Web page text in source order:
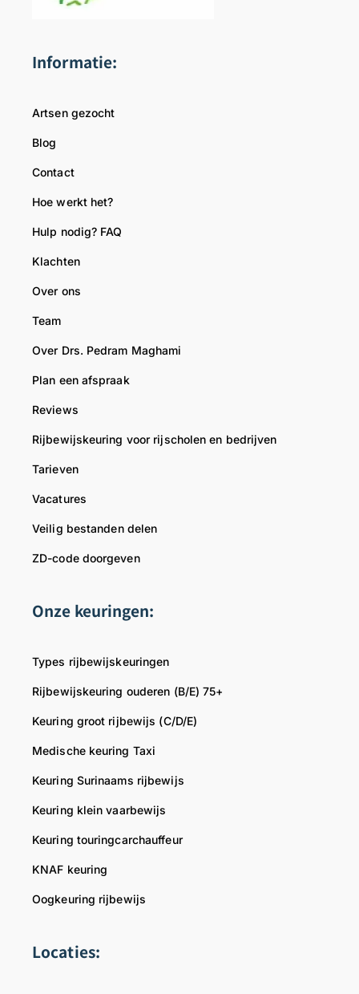
Informatie:
Artsen gezocht
Blog
Contact
Hoe werkt het?
Hulp nodig? FAQ
Klachten
Over ons
Team
Over Drs. Pedram Maghami
Plan een afspraak
Reviews
Rijbewijskeuring voor rijscholen en bedrijven
Tarieven
Vacatures
Veilig bestanden delen
ZD-code doorgeven
Onze keuringen:
Types rijbewijskeuringen
Rijbewijskeuring ouderen (B/E) 75+
Keuring groot rijbewijs (C/D/E)
Medische keuring Taxi
Keuring Surinaams rijbewijs
Keuring klein vaarbewijs
Keuring touringcarchauffeur
KNAF keuring
Oogkeuring rijbewijs
Locaties: